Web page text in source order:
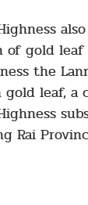
of gold
the
leaf, a
Rai